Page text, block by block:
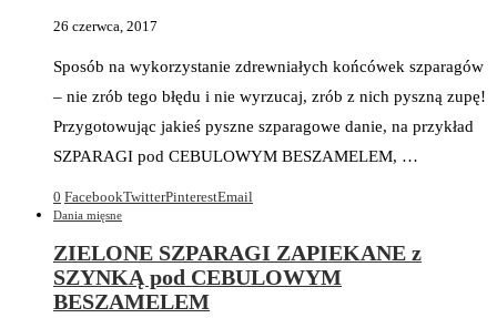
26 czerwca, 2017
Sposób na wykorzystanie zdrewniałych końcówek szparagów
– nie zrób tego błędu i nie wyrzucaj, zrób z nich pyszną zupę!
Przygotowując jakieś pyszne szparagowe danie, na przykład
SZPARAGI pod CEBULOWYM BESZAMELEM, …
0 FacebookTwitterPinterestEmail
Dania mięsne
ZIELONE SZPARAGI ZAPIEKANE z
SZYNKĄ pod CEBULOWYM
BESZAMELEM